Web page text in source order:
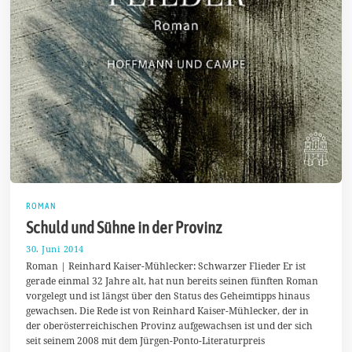
ROMAN
Schuld und Sühne in der Provinz
30. Juni 2014
J
u
l
i
0
1
Roman | Reinhard Kaiser-Mühlecker: Schwarzer Flieder Er ist
gerade einmal 32 Jahre alt, hat nun bereits seinen fünften Roman
vorgelegt und ist längst über den Status des Geheimtipps hinaus
gewachsen. Die Rede ist von Reinhard Kaiser-Mühlecker, der in
der oberösterreichischen Provinz aufgewachsen ist und der sich
seit seinem 2008 mit dem Jürgen-Ponto-Literaturpreis